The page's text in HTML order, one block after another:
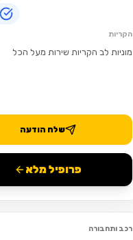
הקריות
מוניות לב הקריות שירות מעל הכל
שלח הודעה
פרופיל מלא
רכב ותחבורה